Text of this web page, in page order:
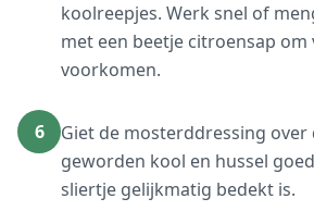
koolreepjes. Werk snel of
met een beetje citroensap
voorkomen.
6
Giet de mosterddressing over
geworden kool en hussel
sliertje gelijkmatig bedekt is.